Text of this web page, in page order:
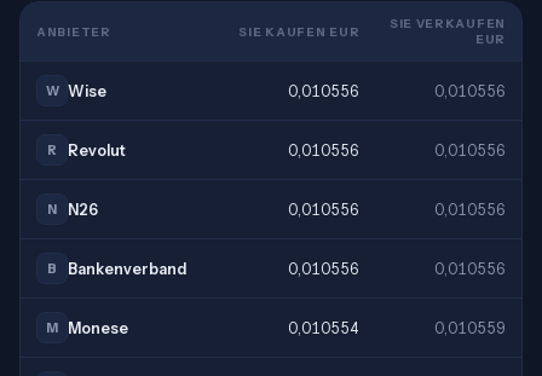
ANBIETER SIE KAUFEN EUR
SIE VERKAUFEN
EUR
W Wise 0,010556 0,010556
R Revolut 0,010556 0,010556
N N26 0,010556 0,010556
B Bankenverband 0,010556 0,010556
M Monese 0,010554 0,010559